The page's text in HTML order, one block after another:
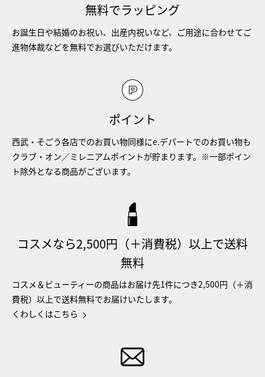
無料でラッピング
お誕生日や結婚のお祝い、出産内祝いなど、ご用途に合わせてご
進物体裁などを無料でお選びいただけます。
ポイント
西武・そごう各店でのお買い物同様にe.デパートでのお買い物も
クラブ・オン／ミレニアムポイントが貯まります。※一部ポイン
ト除外となる商品がございます。
コスメなら2,500円（＋消費税）以上で送料
無料
コスメ＆ビューティーの商品はお届け先1件につき2,500円（＋消
費税）以上で送料無料でお届けいたします。
くわしくはこちら